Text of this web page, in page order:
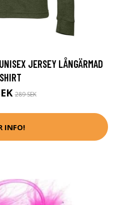
JERSEY LÅNGÄRMAD
289 SEK
INFO!